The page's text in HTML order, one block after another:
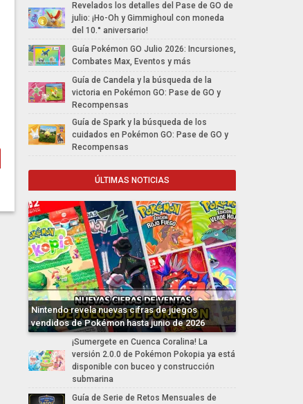
Revelados los detalles del Pase de GO de
julio: ¡Ho-Oh y Gimmighoul con moneda
del 10.° aniversario!
Guía Pokémon GO Julio 2026: Incursiones,
Combates Max, Eventos y más
Guía de Candela y la búsqueda de la
victoria en Pokémon GO: Pase de GO y
Recompensas
Guía de Spark y la búsqueda de los
cuidados en Pokémon GO: Pase de GO y
Recompensas
ÚLTIMAS NOTICIAS
Nintendo revela nuevas cifras de juegos
vendidos de Pokémon hasta junio de 2026
¡Sumergete en Cuenca Coralina! La
versión 2.0.0 de Pokémon Pokopia ya está
disponible con buceo y construcción
submarina
Guía de Serie de Retos Mensuales de